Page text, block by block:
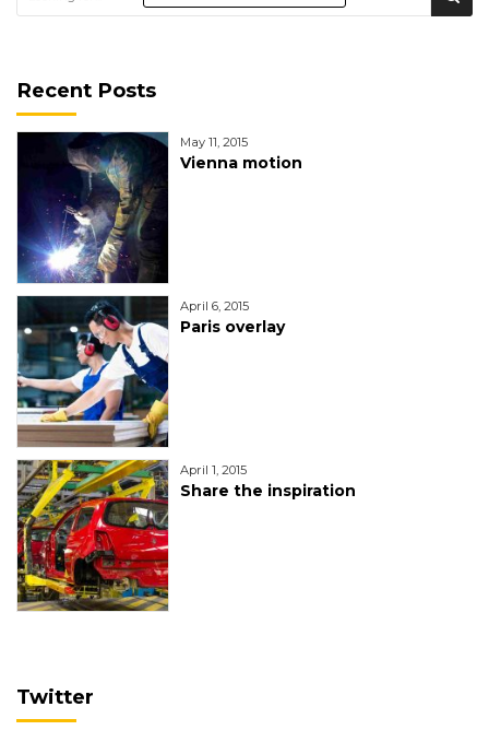
Recent Posts
May 11, 2015
Vienna motion
April 6, 2015
Paris overlay
April 1, 2015
Share the inspiration
Twitter